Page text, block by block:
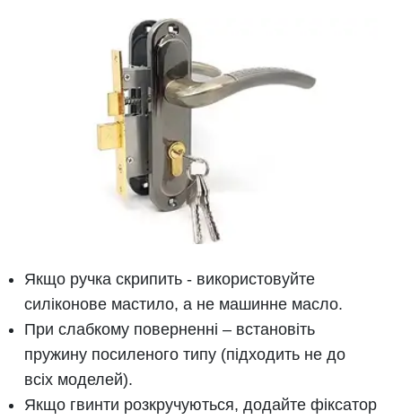
Якщо ручка скрипить - використовуйте
силіконове мастило, а не машинне масло.
При слабкому поверненні – встановіть
пружину посиленого типу (підходить не до
всіх моделей).
Якщо гвинти розкручуються, додайте фіксатор